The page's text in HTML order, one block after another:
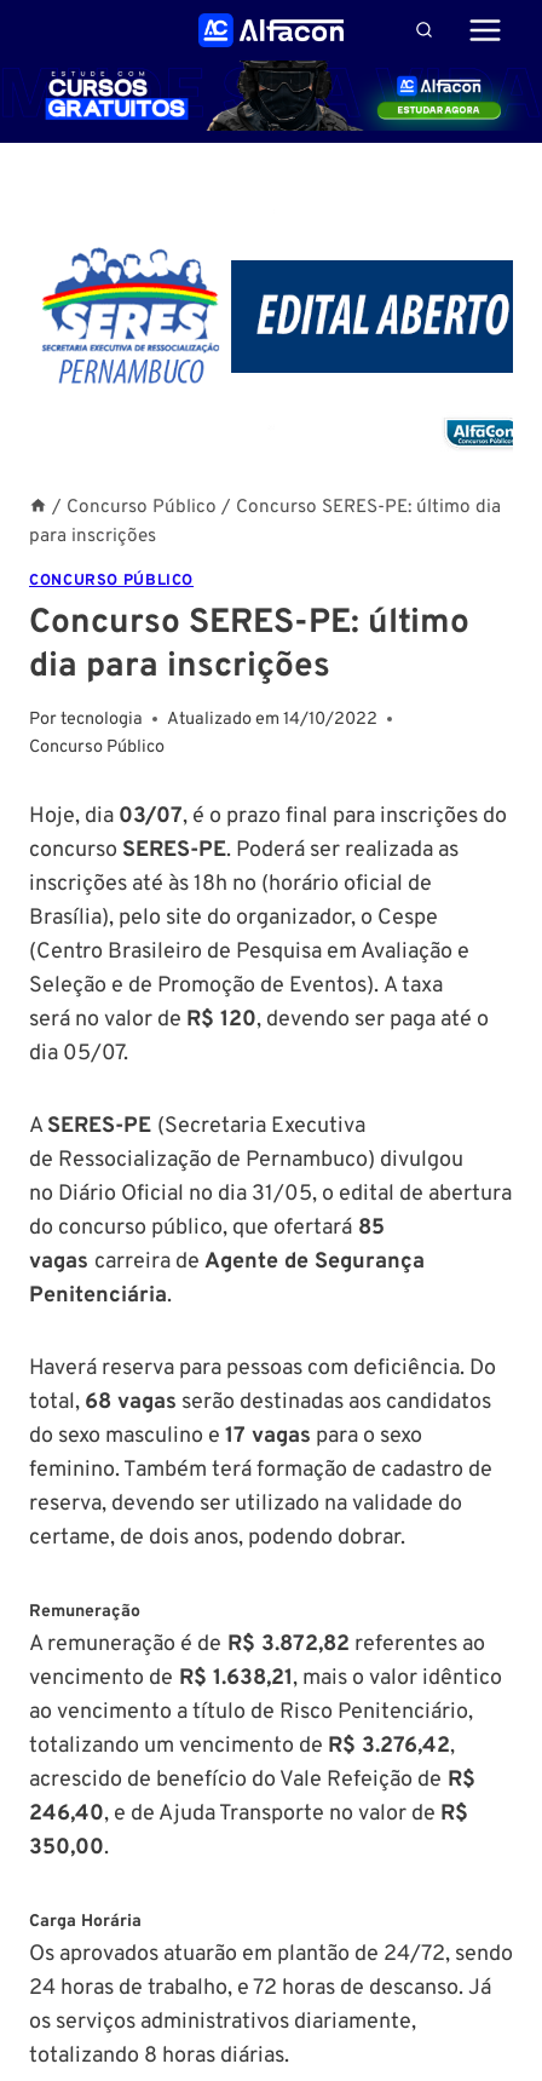
Conteúdo
/ Concurso Público / Concurso SERES-PE: último dia
para inscrições
CONCURSO PÚBLICO
Concurso SERES-PE: último
dia para inscrições
Portecnologia Atualizado em 14/10/2022
Concurso Público
Hoje, dia 03/07, é o prazo final para inscrições do
concurso SERES-PE. Poderá ser realizada as
inscrições até às 18h no (horário oficial de
Brasília), pelo site do organizador, o Cespe
(Centro Brasileiro de Pesquisa em Avaliação e
Seleção e de Promoção de Eventos). A taxa
será no valor de R$ 120, devendo ser paga até o
dia 05/07.
ASERES-PE (Secretaria Executiva
de Ressocialização de Pernambuco) divulgou
no Diário Oficial no dia 31/05, o edital de abertura
do concurso público, que ofertará 85
vagas carreira de Agente de Segurança
Penitenciária.
Haverá reserva para pessoas com deficiência. Do
total, 68 vagas serão destinadas aos candidatos
do sexo masculino e 17 vagas para o sexo
feminino. Também terá formação de cadastro de
reserva, devendo ser utilizado na validade do
certame, de dois anos, podendo dobrar.
Remuneração
A remuneração é de R$ 3.872,82 referentes ao
vencimento de R$ 1.638,21, mais o valor idêntico
ao vencimento a título de Risco Penitenciário,
totalizando um vencimento de R$ 3.276,42,
acrescido de benefício do Vale Refeição de R$
246,40, e de Ajuda Transporte no valor de R$
350,00.
Carga Horária
Os aprovados atuarão em plantão de 24/72, sendo
24 horas de trabalho, e 72 horas de descanso. Já
os serviços administrativos diariamente,
totalizando 8 horas diárias.